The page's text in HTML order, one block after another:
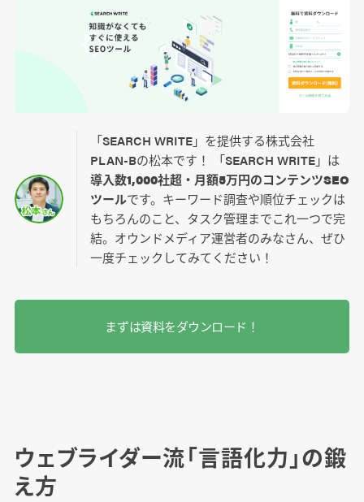
「SEARCH WRITE」を提供する株式会社
PLAN-Bの松本です！ 「SEARCH WRITE」は
導入数1,000社超・月額5万円のコンテンツSEO
ツールです。キーワード調査や順位チェックは
もちろんのこと、タスク管理までこれ一つで完
結。オウンドメディア運営者のみなさん、ぜひ
一度チェックしてみてください！
まずは資料をダウンロード！
ウェブライダー流「言語化力」の鍛
え方